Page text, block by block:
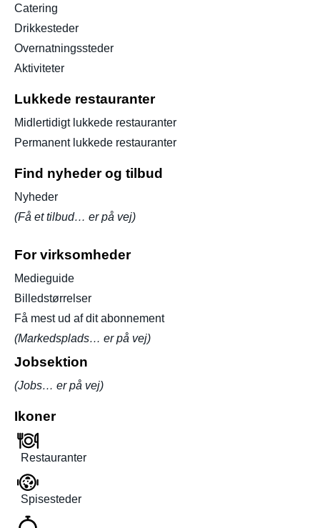
Catering
Drikkesteder
Overnatningssteder
Aktiviteter
Lukkede restauranter
Midlertidigt lukkede restauranter
Permanent lukkede restauranter
Find nyheder og tilbud
Nyheder
(Få et tilbud… er på vej)
For virksomheder
Medieguide
Billedstørrelser
Få mest ud af dit abonnement
(Markedsplads… er på vej)
Jobsektion
(Jobs… er på vej)
Ikoner
Restauranter
Spisesteder